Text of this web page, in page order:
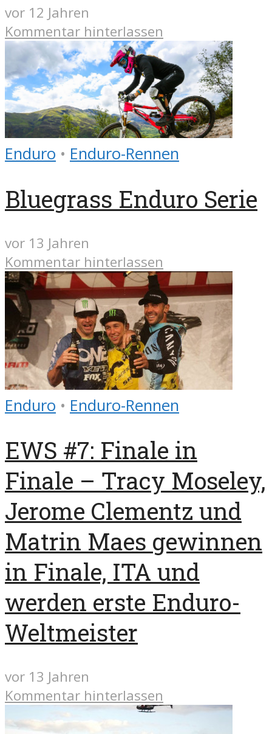
vor 12 Jahren
Kommentar hinterlassen
Enduro • Enduro-Rennen
Bluegrass Enduro Serie
vor 13 Jahren
Kommentar hinterlassen
Enduro • Enduro-Rennen
EWS #7: Finale in
Finale – Tracy Moseley,
Jerome Clementz und
Matrin Maes gewinnen
in Finale, ITA und
werden erste Enduro-
Weltmeister
vor 13 Jahren
Kommentar hinterlassen